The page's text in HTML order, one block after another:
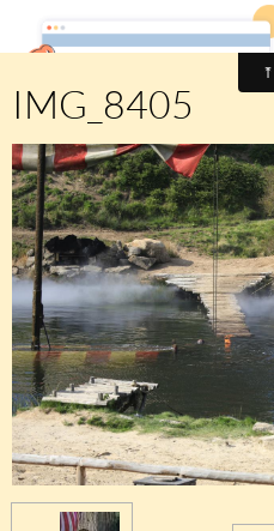
Comité des fêtes de CHEUX
IMG_8405